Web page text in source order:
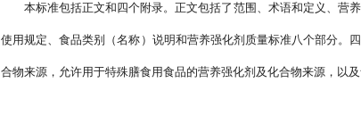
本标准包括正文和四个附录。正文包括了范围、术语和定义、营
使用规定、食品类别（名称）说明和营养强化剂质量标准八个部分。
合物来源，允许用于特殊膳食用食品的营养强化剂及化合物来源，以